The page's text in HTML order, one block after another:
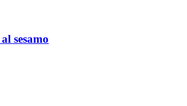
sesamo